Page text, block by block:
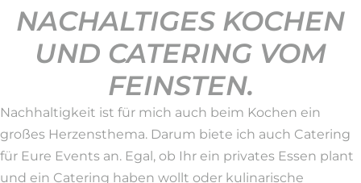
NACHALTIGES KOCHEN
UND CATERING VOM
FEINSTEN.
Nachhaltigkeit ist für mich auch beim Kochen ein
großes Herzensthema. Darum biete ich auch Catering
für Eure Events an. Egal, ob Ihr ein privates Essen plant
und ein Catering haben wollt oder kulinarische